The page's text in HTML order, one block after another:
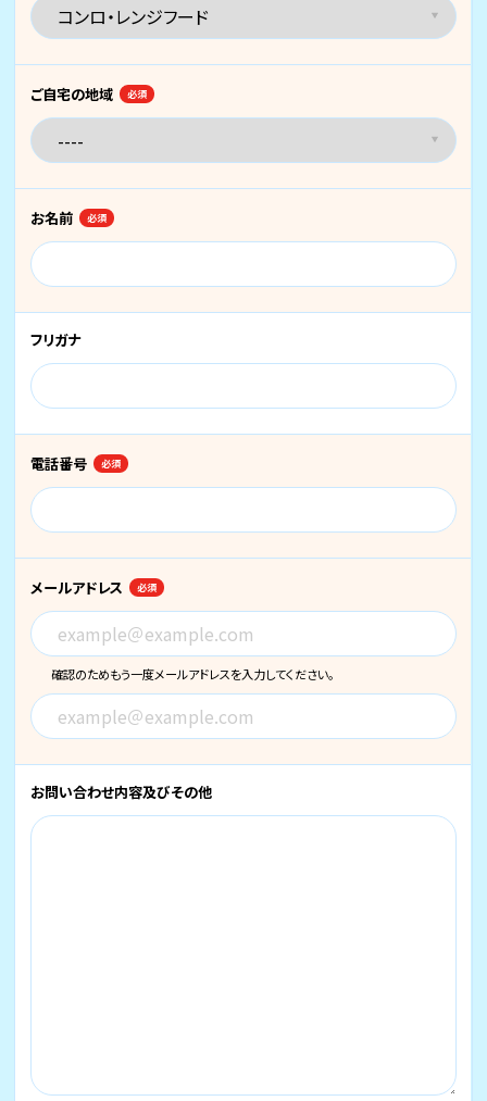
ご自宅の地域 必須
お名前 必須
フリガナ
電話番号 必須
メールアドレス 必須
確認のためもう一度メールアドレスを入力してください。
お問い合わせ内容及びその他